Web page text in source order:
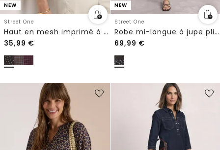
NEW
Street One
Haut en mesh imprimé à col montant
35,99 €
NEW
Street One
Robe mi-longue à jupe plissée imprimée
69,99 €